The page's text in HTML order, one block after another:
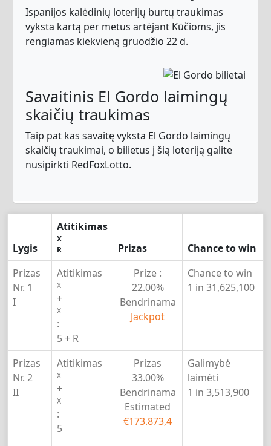
Ispanijos kalėdinių loterijų burtų traukimas
vyksta kartą per metus artėjant Kūčioms, jis
rengiamas kiekvieną gruodžio 22 d.
Savaitinis El Gordo laimingų
skaičių traukimas
Taip pat kas savaitę vyksta El Gordo laimingų
skaičių traukimai, o bilietus į šią loteriją galite
nusipirkti RedFoxLotto.
Lygis
Atitikimas
X
R
Prizas
Chance to win
Prizas
Nr. 1
I
Atitikimas
X
+
X
:
5 + R
Prize :
22.00%
Bendrinama
Jackpot
Chance to win
1 in 31,625,100
Prizas
Nr. 2
II
Atitikimas
X
+
X
:
5
Prizas
33.00%
Bendrinama
Estimated
€173.873,4
Galimybė
laimėti
1 in 3,513,900